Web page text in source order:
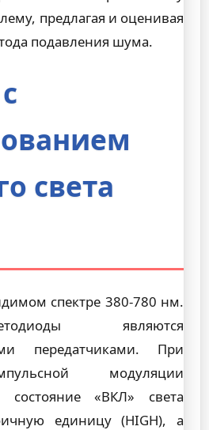
предлагая и оценивая
подавления шума.
света
спектре 380-780 нм.
являются
передатчиками. При
модуляции
состояние «ВКЛ» света
единицу (HIGH), а